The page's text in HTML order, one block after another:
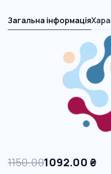
Загальна інформація
1150.001092.00 ₴